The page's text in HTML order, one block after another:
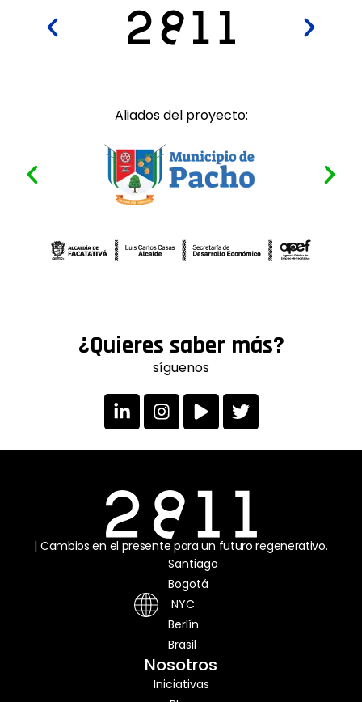
Aliados del proyecto:
¿Quieres saber más?
síguenos
I
n
s
t
g
r
a
m
T
w
i
t
e
| Cambios en el presente para un futuro regenerativo.
Santiago
Bogotá
NYC
Berlín
Brasil
Nosotros
Iniciativas